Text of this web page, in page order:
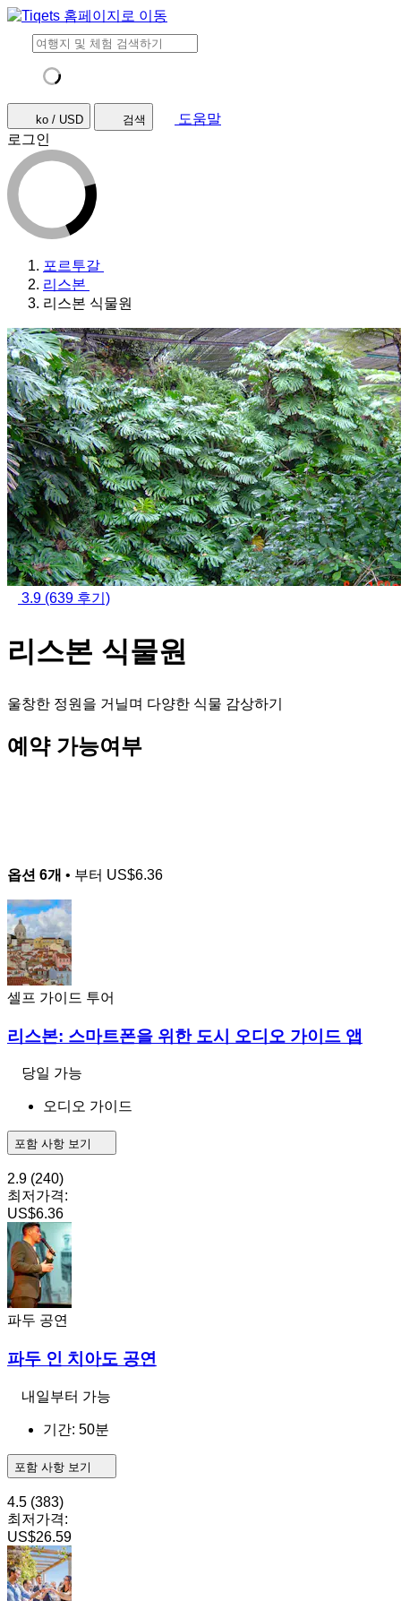
ko / USD 검색
도움말
로그인
포르투갈
리스본
리스본 식물원
3.9 (639 후기)
리스본 식물원
울창한 정원을 거닐며 다양한 식물 감상하기
예약 가능여부
옵션 6개 • 부터 US$6.36
셀프 가이드 투어
리스본: 스마트폰을 위한 도시 오디오 가이드 앱
당일 가능
오디오 가이드
포함 사항 보기
2.9 (240)
최저가격:
US$6.36
파두 공연
파두 인 치아도 공연
내일부터 가능
기간: 50분
포함 사항 보기
4.5 (383)
최저가격:
US$26.59